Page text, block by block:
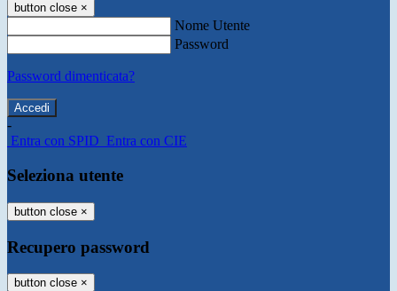
button close ×
Nome Utente
Password
Password dimenticata?
-
Entra con SPID Entra con CIE
Seleziona utente
button close ×
Recupero password
button close ×